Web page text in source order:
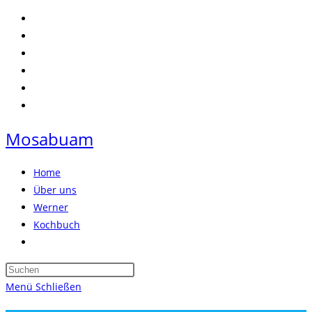
Zum
Inhalt
springen
Mosabuam
Home
Über uns
Werner
Kochbuch
umschalten
Press
Menü Schließen